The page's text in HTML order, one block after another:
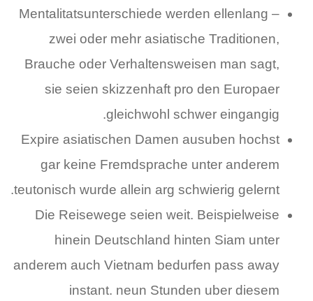
Mentalitatsunterschiede werden ellenlang –
zwei oder mehr asiatische Traditionen,
Brauche oder Verhaltensweisen man sagt,
sie seien skizzenhaft pro den Europaer
gleichwohl schwer eingangig.
Expire asiatischen Damen ausuben hochst
gar keine Fremdsprache unter anderem
teutonisch wurde allein arg schwierig gelernt.
Die Reisewege seien weit. Beispielweise
hinein Deutschland hinten Siam unter
anderem auch Vietnam bedurfen pass away
instant. neun Stunden uber diesem